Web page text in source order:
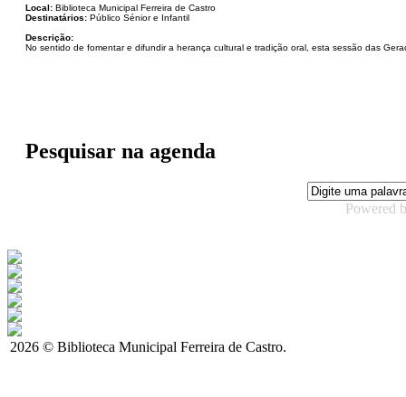
Local: Biblioteca Municipal Ferreira de Castro
Destinatários: Público Sénior e Infantil
Descrição:
No sentido de fomentar e difundir a herança cultural e tradição oral, esta sessão das
Pesquisar na agenda
Powered
2026 © Biblioteca Municipal Ferreira de Castro.